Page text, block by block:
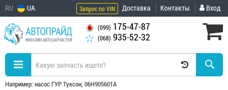
RU UA Запрос по VIN Доставка Контакты Вход
(099) 175-47-87
(068) 935-52-32
Например: насос ГУР Туксон, 06H905601A